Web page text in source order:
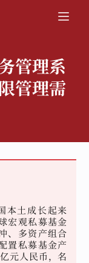
管理系
管理需
本土成长起来
宏观私募基金
、多资产组合
置私募基金产
元人民币，名